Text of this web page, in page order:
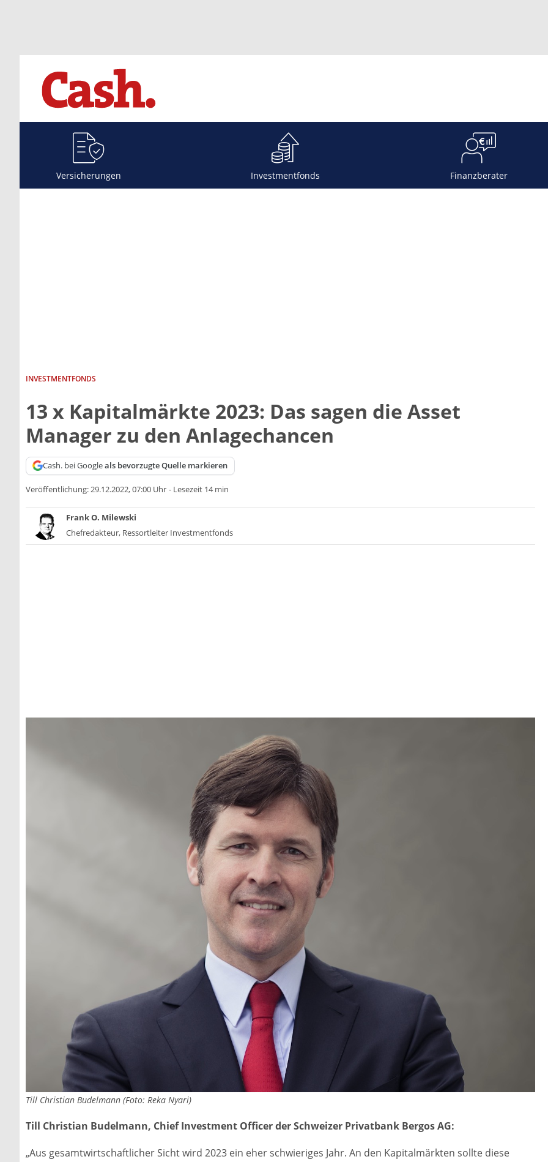
Versicherungen Investmentfonds Finanzberater
INVESTMENTFONDS
13 x Kapitalmärkte 2023: Das sagen die Asset
Manager zu den Anlagechancen
Cash. bei Googleals bevorzugte Quelle markieren
Veröffentlichung:29.12.2022, 07:00 Uhr - Lesezeit 14 min
Frank O. Milewski
Chefredakteur, Ressortleiter Investmentfonds
Till Christian Budelmann (Foto: Reka Nyari)
Till Christian Budelmann, Chief Investment Officer der Schweizer Privatbank Bergos AG:
„Aus gesamtwirtschaftlicher Sicht wird 2023 ein eher schwieriges Jahr. An den Kapitalmärkten sollte diese